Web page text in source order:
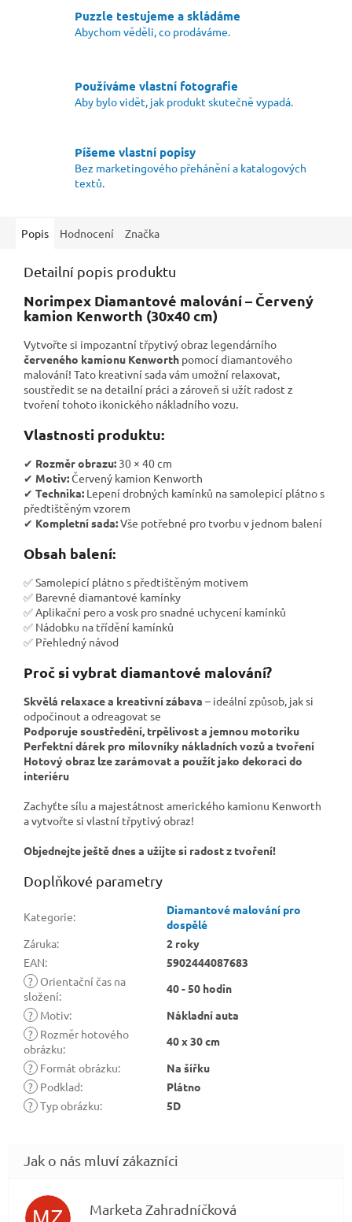
Puzzle testujeme a skládáme
Abychom věděli, co prodáváme.
Používáme vlastní fotografie
Aby bylo vidět, jak produkt skutečně vypadá.
Píšeme vlastní popisy
Bez marketingového přehánění a katalogových
textů.
Popis Hodnocení Značka
Detailní popis produktu
Norimpex Diamantové malování – Červený
kamion Kenworth (30x40 cm)
Vytvořte si impozantní třpytivý obraz legendárního
červeného kamionu Kenworth pomocí diamantového
malování! Tato kreativní sada vám umožní relaxovat,
soustředit se na detailní práci a zároveň si užít radost z
tvoření tohoto ikonického nákladního vozu.
Vlastnosti produktu:
✔ Rozměr obrazu: 30 × 40 cm
✔ Motiv:Červený kamion Kenworth
✔ Technika: Lepení drobných kamínků na samolepicí plátno s
předtištěným vzorem
✔ Kompletní sada:Vše potřebné pro tvorbu v jednom balení
Obsah balení:
✅ Samolepicí plátno s předtištěným motivem
✅ Barevné diamantové kamínky
✅ Aplikační pero a vosk pro snadné uchycení kamínků
✅ Nádobku na třídění kamínků
✅ Přehledný návod
Proč si vybrat diamantové malování?
Skvělá relaxace a kreativní zábava – ideální způsob, jak si
odpočinout a odreagovat se
Podporuje soustředění, trpělivost a jemnou motoriku
Perfektní dárek pro milovníky nákladních vozů a tvoření
Hotový obraz lze zarámovat a použít jako dekoraci do
interiéru
Zachyťte sílu a majestátnost amerického kamionu Kenworth
a vytvořte si vlastní třpytivý obraz!
Objednejte ještě dnes a užijte si radost z tvoření!
Doplňkové parametry
Kategorie:
Diamantové malování pro
dospělé
Záruka:
2 roky
EAN:
5902444087683
? Orientační čas na
složení:
40 - 50 hodin
? Motiv:
Nákladní auta
? Rozměr hotového
obrázku:
40 x 30 cm
? Formát obrázku:
Na šířku
? Podklad:
Plátno
? Typ obrázku: 5D
Marketa Zahradníčková